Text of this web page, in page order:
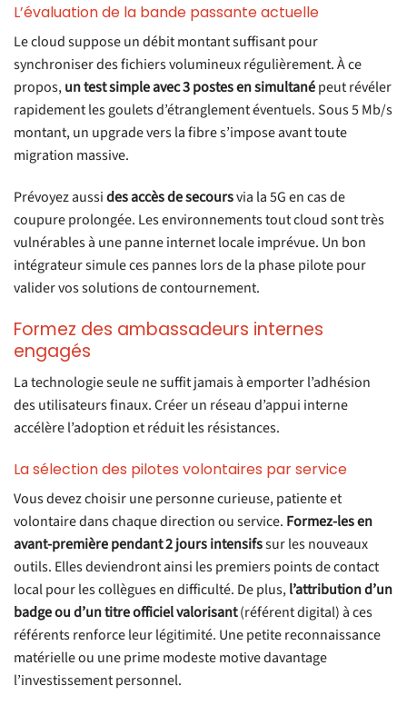
L’évaluation de la bande passante actuelle
Le cloud suppose un débit montant suffisant pour
synchroniser des fichiers volumineux régulièrement. À ce
propos,un test simple avec 3 postes en simultanépeut révéler
rapidement les goulets d’étranglement éventuels. Sous 5 Mb/s
montant, un upgrade vers la fibre s’impose avant toute
migration massive.
Prévoyez aussides accès de secoursvia la 5G en cas de
coupure prolongée. Les environnements tout cloud sont très
vulnérables à une panne internet locale imprévue. Un bon
intégrateur simule ces pannes lors de la phase pilote pour
valider vos solutions de contournement.
Formez des ambassadeurs internes
engagés
La technologie seule ne suffit jamais à emporter l’adhésion
des utilisateurs finaux. Créer un réseau d’appui interne
accélère l’adoption et réduit les résistances.
La sélection des pilotes volontaires par service
Vous devez choisir une personne curieuse, patiente et
volontaire dans chaque direction ou service. Formez-les en
avant-première pendant 2 jours intensifssur les nouveaux
outils. Elles deviendront ainsi les premiers points de contact
local pour les collègues en difficulté. De plus,l’attribution d’un
badge ou d’un titre officiel valorisant(référent digital) à ces
référents renforce leur légitimité. Une petite reconnaissance
matérielle ou une prime modeste motive davantage
l’investissement personnel.